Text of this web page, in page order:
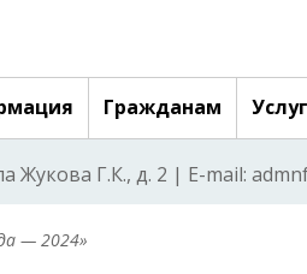
Гражданам
Жукова Г.К., д. 2 | E-mail:
— 2024»